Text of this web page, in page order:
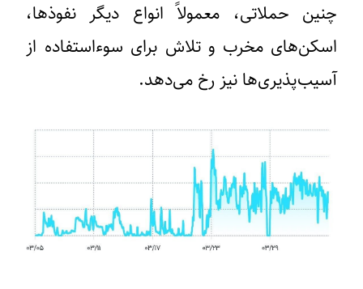
چنین حملاتی، معمولاً انواع دیگر نفوذها،
اسکن‌های مخرب و تلاش برای سوءاستفاده از
آسیب‌پذیری‌ها نیز رخ می‌دهد.